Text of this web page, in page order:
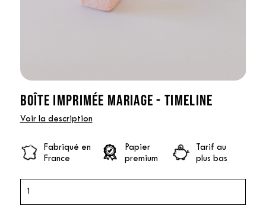
BOÎTE IMPRIMÉE MARIAGE - TIMELINE
Voir la description
Fabriqué en
France
Papier
premium
Tarif au
plus bas